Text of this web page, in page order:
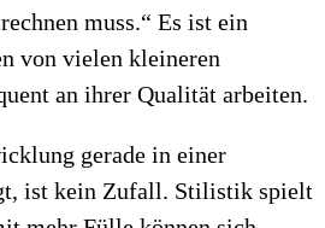
muss.“ Es ist ein
von vielen kleineren
an ihrer Qualität arbeiten.
gerade in einer
ist kein Zufall. Stilistik spielt